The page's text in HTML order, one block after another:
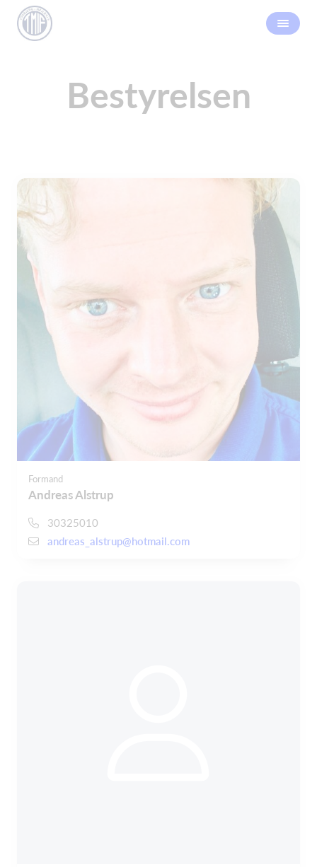
Bestyrelsen
Formand
Andreas Alstrup
30325010
andreas_alstrup@hotmail.com